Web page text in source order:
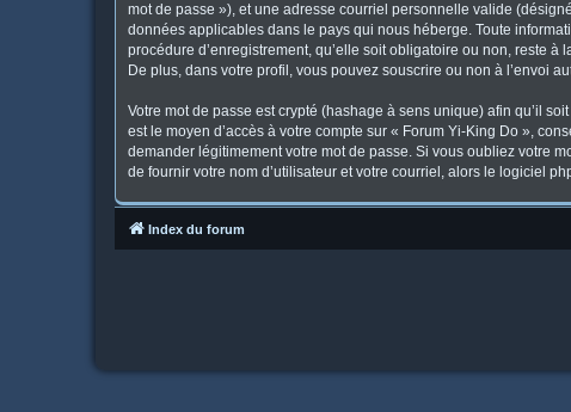
mot de passe »), et une adresse courriel personnelle valide
données applicables dans le pays qui nous héberge. Toute
procédure d’enregistrement, qu’elle soit obligatoire ou non, reste
De plus, dans votre profil, vous pouvez souscrire ou non à l’envoi
Votre mot de passe est crypté (hashage à sens unique) afin qu’il
est le moyen d’accès à votre compte sur « Forum Yi-King Do »,
demander légitimement votre mot de passe. Si vous oubliez votre
de fournir votre nom d’utilisateur et votre courriel, alors le logiciel
Index du forum